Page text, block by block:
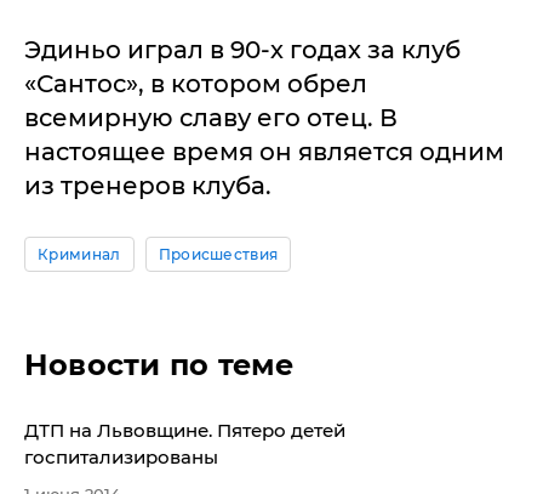
Эдиньо играл в 90-х годах за клуб
«Сантос», в котором обрел
всемирную славу его отец. В
настоящее время он является одним
из тренеров клуба.
Криминал Происшествия
Новости по теме
​ДТП на Львовщине. Пятеро детей
госпитализированы